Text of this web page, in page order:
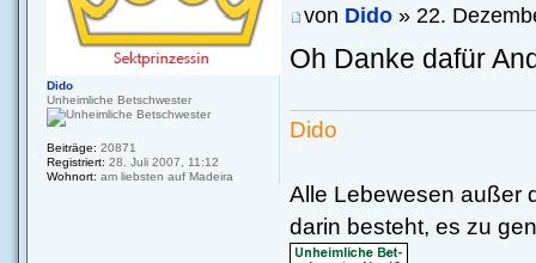
von Dido » 22.
Oh Danke dafür
Dido
Alle Lebewesen außer
darin besteht, es zu
Dido
Unheimliche Betschwester
Beiträge: 20871
Registriert: 28. Juli 2007, 11:12
Wohnort: am liebsten auf Madeira